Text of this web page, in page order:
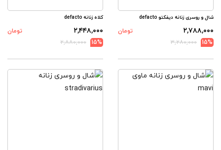
شال و روسری زنانه دیفکتو defacto
۲,۷۸۸,۰۰۰
تومان
15%
۳,۲۸۰,۰۰۰
کلاه زنانه defacto
۲,۴۴۸,۰۰۰
تومان
15%
۲,۸۸۰,۰۰۰